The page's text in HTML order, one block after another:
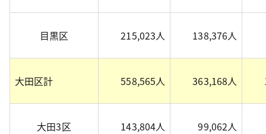
目黒区 215,023人 138,376人
大田区計 558,565人 363,168人
大田3区 143,804人 99,062人